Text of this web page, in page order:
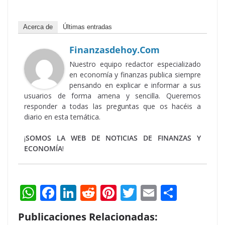
Acerca de Últimas entradas
Finanzasdehoy.com
Nuestro equipo redactor especializado
en economía y finanzas publica siempre
pensando en explicar e informar a sus
usuarios de forma amena y sencilla. Queremos
responder a todas las preguntas que os hacéis a
diario en esta temática.
¡SOMOS LA WEB DE NOTICIAS DE FINANZAS Y
ECONOMÍA!
W
h
F
ac
Li R
e
Pi
nt
T
w
E
Publicaciones Relacionadas: